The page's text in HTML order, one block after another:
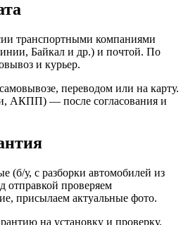
транспортными компаниями
Байкал и др.) и почтой. По
и курьер.
переводом или на карту.
АКПП) — после согласования и
(б/у, с разборки автомобилей из
проверяем
присылаем актуальные фото.
на установку и проверку.